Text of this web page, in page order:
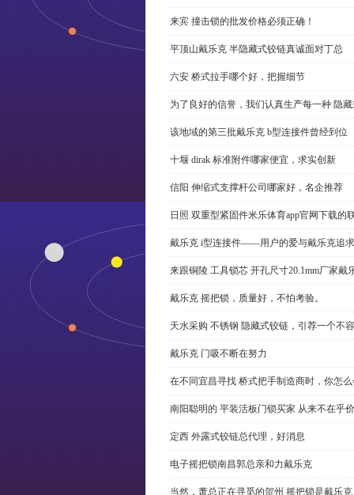
来宾 撞击锁的批发价格必须正确！
平顶山戴乐克 半隐藏式铰链真诚面对丁总
六安 桥式拉手哪个好，把握细节
为了良好的信誉，我们认真生产每一种 隐
该地域的第三批戴乐克 b型连接件曾经到位
十堰 dirak 标准附件哪家便宜，求实创新
信阳 伸缩式支撑杆公司哪家好，名企推荐
日照 双重型紧固件米乐体育app官网下载的
戴乐克 i型连接件——用户的爱与戴乐克追求
来跟铜陵 工具锁芯 开孔尺寸20.1mm厂家
戴乐克 摇把锁，质量好，不怕考验。
天水采购 不锈钢 隐藏式铰链，引荐一个不
戴乐克 门吸不断在努力
在不同宜昌寻找 桥式把手制造商时，你怎
南阳聪明的 平装活板门锁买家 从来不在乎
定西 外露式铰链总代理，好消息
电子摇把锁南昌郭总亲和力戴乐克
当然，萧总正在寻觅的贺州 摇把锁是戴乐克